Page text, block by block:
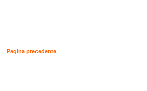
Pagina precedente